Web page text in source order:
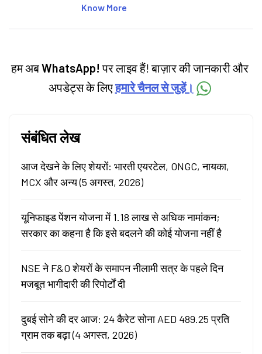
articles on the stock market, IPO, economy,
categories.
Know More
हम अबWhatsApp! पर लाइव हैं! बाज़ार की जानकारी और
अपडेट्स के लिएहमारे चैनल से जुड़ें।
संबंधित लेख
आज देखने के लिए शेयरों: भारती एयरटेल, ONGC, नायका,
MCX और अन्य (5 अगस्त, 2026)
यूनिफाइड पेंशन योजना में 1.18 लाख से अधिक नामांकन;
सरकार का कहना है कि इसे बदलने की कोई योजना नहीं है
NSE ने F&O शेयरों के समापन नीलामी सत्र के पहले दिन
मजबूत भागीदारी की रिपोर्टों दी
दुबई सोने की दर आज: 24 कैरेट सोना AED 489.25 प्रति
ग्राम तक बढ़ा (4 अगस्त, 2026)